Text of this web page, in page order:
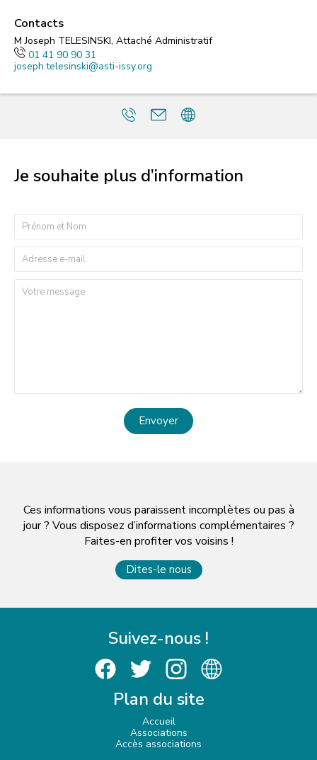
Contacts
M Joseph TELESINSKI, Attaché Administratif
01 41 90 90 31
joseph.telesinski@asti-issy.org
Je souhaite plus d’information
Envoyer
Ces informations vous paraissent incomplètes ou pas à
jour ? Vous disposez d’informations complémentaires ?
Faites-en profiter vos voisins !
Dites-le nous
Suivez-nous !
Plan du site
Accueil
Associations
Accès associations